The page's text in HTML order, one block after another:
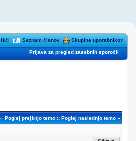
Išči Seznam članov Skupine uporabnikov
Prijava za pregled zasebnih sporočil
« Poglej prejšnjo temo :: Poglej naslednjo temo »